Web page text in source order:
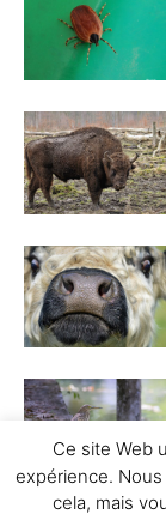
Ce site Web
expérience.
cela, mais